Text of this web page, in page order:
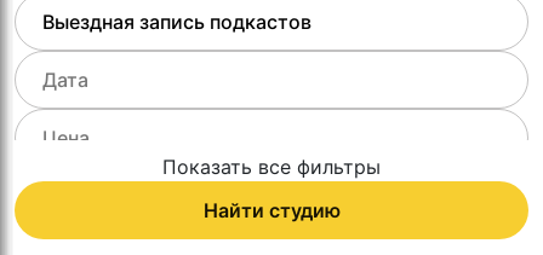
Показать все фильтры
Найти студию